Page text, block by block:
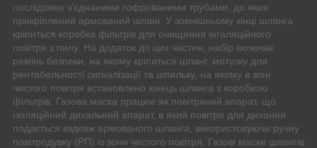
послідовно з'єднаними гофрованими трубами, до яких
прикріплений армований шланг. У зовнішньому кінці шланга
кріпиться коробка фільтрів для очищення інгаляційного
повітря з пилу. На додаток до цих частин, набір включає
ремінь безпеки, на якому кріпиться шланг, мотузку для
рентабельності сигналізації та шпильку, на якому в зоні
чистого повітря встановлено кінець шланга з коробкою
фільтрів. Газова маска працює як повітряний апарат, що
ізоляційний дихальний апарат, в який повітря для дихання
подається вздовж армованого шланга, використовуючи ручну
повітродувку (РП) із зони чистого повітря. Газові маски шлангів